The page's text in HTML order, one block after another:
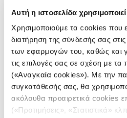
Αυτή η ιστοσελίδα
Χρησιμοποιούμε τα cookies που
διατήρηση της σύνδεσής σας
των εφαρμογών του, καθώς και
τις επιλογές σας σε σχέση με τα
(«Αναγκαία cookies»). Με την
συγκατάθεσής σας, θα
ακόλουθα προαιρετικά cookies
(«Προτιμήσεις», «Στατιστικά»
προμηθειών του Σάο Πάολο, η
συμπλήρωση του πεδίου
εμφάνιση των δεδομένων.
Οι στατικές σελίδες είναι
εξαγωγή δεδομένων, γιατί
κώδικα HTML της σελίδας,
απαιτούν επιπλέον βήματα,
κρυμμένα πίσω από scripts ή